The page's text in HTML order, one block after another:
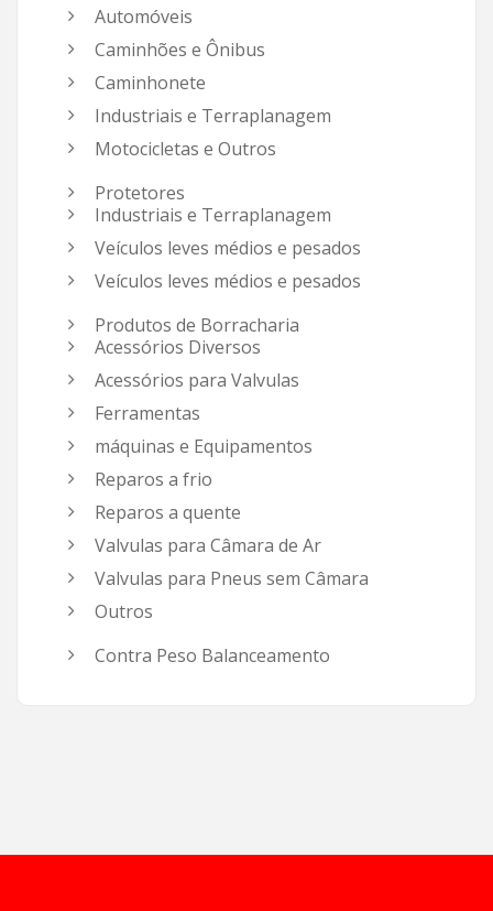
Automóveis
Caminhões e Ônibus
Caminhonete
Industriais e Terraplanagem
Motocicletas e Outros
Protetores
Industriais e Terraplanagem
Veículos leves médios e pesados
Veículos leves médios e pesados
Produtos de Borracharia
Acessórios Diversos
Acessórios para Valvulas
Ferramentas
máquinas e Equipamentos
Reparos a frio
Reparos a quente
Valvulas para Câmara de Ar
Valvulas para Pneus sem Câmara
Outros
Contra Peso Balanceamento